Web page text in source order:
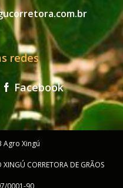
redes
Facebook
Agro Xingú
CORRETORA DE GRÃOS
0001-90